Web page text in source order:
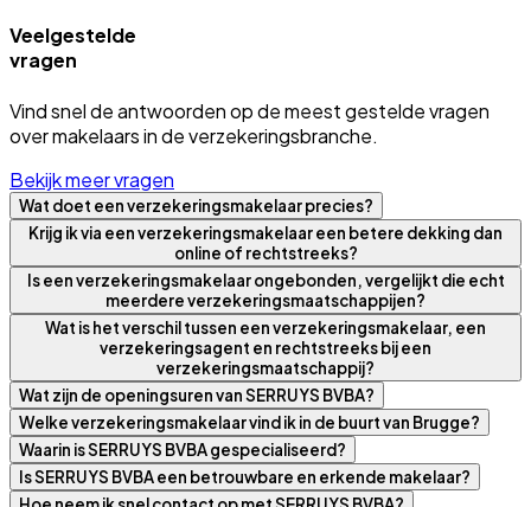
Veelgestelde
vragen
Vind snel de antwoorden op de meest gestelde vragen
over makelaars in de verzekeringsbranche.
Bekijk meer vragen
Wat doet een verzekeringsmakelaar precies?
Krijg ik via een verzekeringsmakelaar een betere dekking dan
online of rechtstreeks?
Is een verzekeringsmakelaar ongebonden, vergelijkt die echt
meerdere verzekeringsmaatschappijen?
Wat is het verschil tussen een verzekeringsmakelaar, een
verzekeringsagent en rechtstreeks bij een
verzekeringsmaatschappij?
Wat zijn de openingsuren van SERRUYS BVBA?
Welke verzekeringsmakelaar vind ik in de buurt van Brugge?
Waarin is SERRUYS BVBA gespecialiseerd?
Is SERRUYS BVBA een betrouwbare en erkende makelaar?